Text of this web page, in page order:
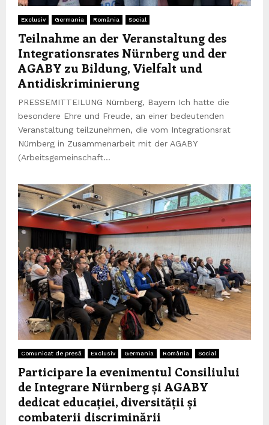
Exclusiv Germania România Social
Teilnahme an der Veranstaltung des
Integrationsrates Nürnberg und der
AGABY zu Bildung, Vielfalt und
Antidiskriminierung
PRESSEMITTEILUNG Nürnberg, Bayern Ich hatte die
besondere Ehre und Freude, an einer bedeutenden
Veranstaltung teilzunehmen, die vom Integrationsrat
Nürnberg in Zusammenarbeit mit der AGABY
(Arbeitsgemeinschaft...
Comunicat de presă Exclusiv Germania România Social
Participare la evenimentul Consiliului
de Integrare Nürnberg și AGABY
dedicat educației, diversității și
combaterii discriminării